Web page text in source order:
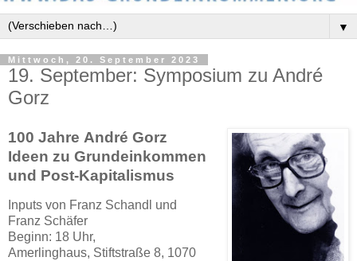
▼
Mittwoch, 20. September 2023
19. September: Symposium zu André
Gorz
100 Jahre André Gorz
Ideen zu Grundeinkommen
und Post-Kapitalismus
Inputs von Franz Schandl und
Franz Schäfer
Beginn: 18 Uhr,
Amerlinghaus, Stiftstraße 8, 1070